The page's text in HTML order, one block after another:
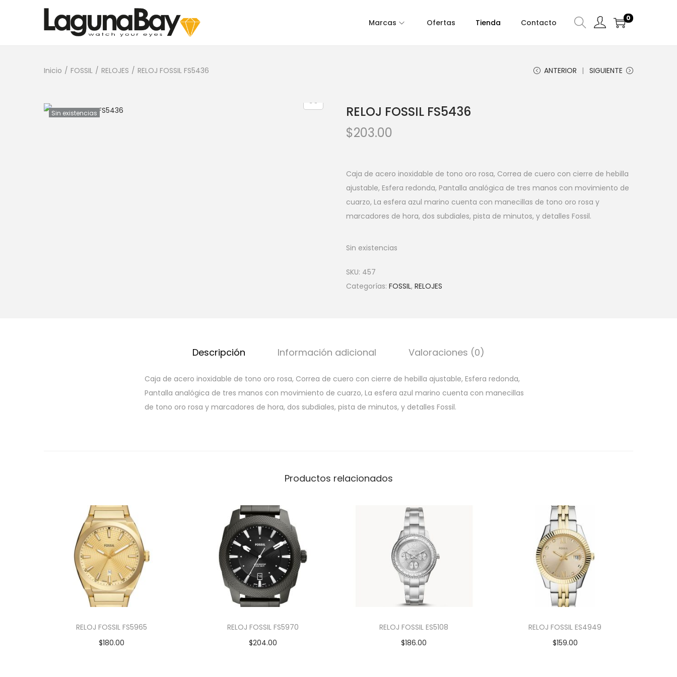
Marcas Ofertas Tienda Contacto 0
Inicio / FOSSIL / RELOJES / RELOJ FOSSIL FS5436 ANTERIOR SIGUIENTE
Sin existencias
RELOJ FOSSIL FS5436
$203.00
Caja de acero inoxidable de tono oro rosa, Correa de cuero con cierre de hebilla
ajustable, Esfera redonda, Pantalla analógica de tres manos con movimiento de
cuarzo, La esfera azul marino cuenta con manecillas de tono oro rosa y
marcadores de hora, dos subdiales, pista de minutos, y detalles Fossil.
Sin existencias
SKU: 457
Categorías: FOSSIL, RELOJES
Descripción Información adicional Valoraciones (0)
Caja de acero inoxidable de tono oro rosa, Correa de cuero con cierre de hebilla ajustable, Esfera redonda,
Pantalla analógica de tres manos con movimiento de cuarzo, La esfera azul marino cuenta con manecillas
de tono oro rosa y marcadores de hora, dos subdiales, pista de minutos, y detalles Fossil.
Productos relacionados
RELOJ FOSSIL FS5965
$180.00
RELOJ FOSSIL FS5970
$204.00
RELOJ FOSSIL ES5108
$186.00
RELOJ FOSSIL ES4949
$159.00